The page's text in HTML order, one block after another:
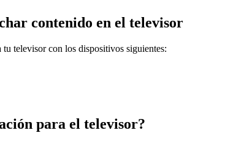
contenido en el televisor
televisor con los dispositivos siguientes:
para el televisor?